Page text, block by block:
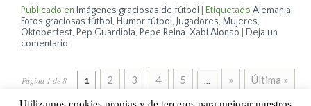
Publicado en Imágenes graciosas de fútbol Etiquetado Alemania,
Fotos graciosas fútbol , Humor fútbol , Jugadores, Mujeres,
Oktoberfest, Pep Guardiola, Pepe Reina. Xabi Alonso
Deja un
comentario
Página 1 de 8 1 2 3 4 5 » Última »